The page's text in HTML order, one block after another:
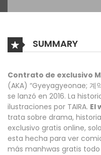
SUMMARY
Contrato de exclusivo
(AKA) “Gyeyagyeonae;
se lanzó en 2016. La
ilustraciones por TAIRA. El
trata sobre drama,
exclusivo gratis online,
esta hecha para ver
más manhwas gratis todo